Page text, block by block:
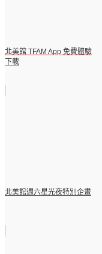
北美館 TFAM App 免費體驗
下載
北美館週六星光夜特別企畫